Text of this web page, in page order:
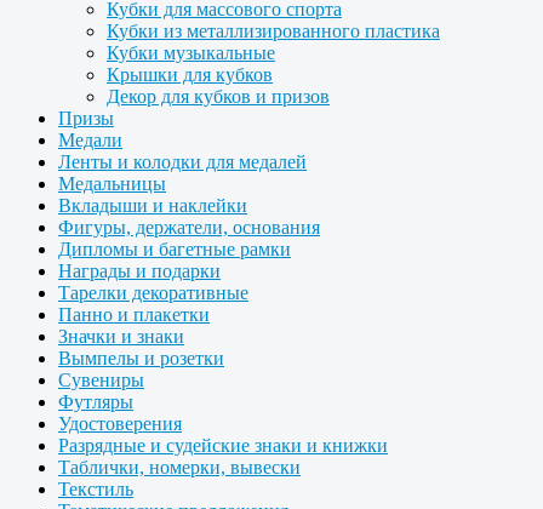
Кубки для массового спорта
Кубки из металлизированного пластика
Кубки музыкальные
Крышки для кубков
Декор для кубков и призов
Призы
Медали
Ленты и колодки для медалей
Медальницы
Вкладыши и наклейки
Фигуры, держатели, основания
Дипломы и багетные рамки
Награды и подарки
Тарелки декоративные
Панно и плакетки
Значки и знаки
Вымпелы и розетки
Сувениры
Футляры
Удостоверения
Разрядные и судейские знаки и книжки
Таблички, номерки, вывески
Текстиль